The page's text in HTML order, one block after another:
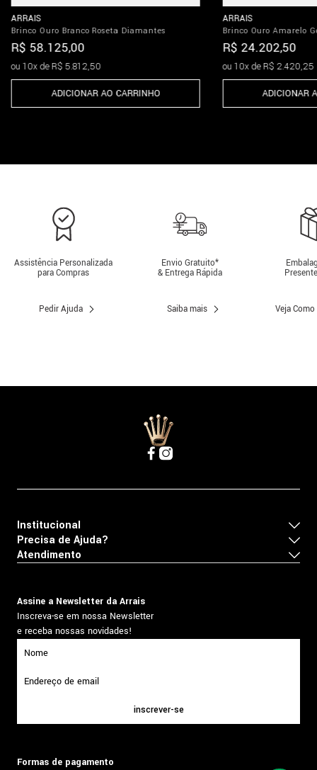
ARRAIS
Brinco Ouro Branco Roseta Diamantes
R$ 58.125,00
ou 10x deR$ 5.812,50
ADICIONAR AO CARRINHO
ARRAIS
Brinco Ouro Amarelo
R$ 24.202,50
ou 10x deR$ 2.420,25
ADICIONAR
Assistência Personalizada
para Compras
Pedir Ajuda
Envio Gratuito*
& Entrega Rápida
Saiba mais Veja
Institucional
Precisa de Ajuda?
Atendimento
Assine a Newsletter da Arrais
Inscreva-se em nossa Newsletter
e receba nossas novidades!
inscrever-se
Formas de pagamento